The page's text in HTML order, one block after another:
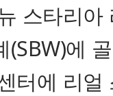
스타리
(SBW)에
터에 리